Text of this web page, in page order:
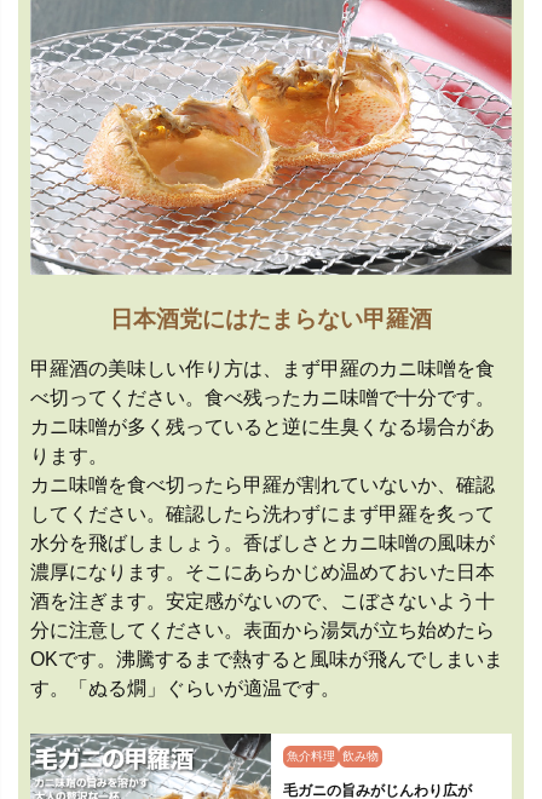
日本酒党にはたまらない甲羅酒
甲羅酒の美味しい作り方は、まず甲羅のカニ味噌を食
べ切ってください。食べ残ったカニ味噌で十分です。
カニ味噌が多く残っていると逆に生臭くなる場合があ
ります。
カニ味噌を食べ切ったら甲羅が割れていないか、確認
してください。確認したら洗わずにまず甲羅を炙って
水分を飛ばしましょう。香ばしさとカニ味噌の風味が
濃厚になります。そこにあらかじめ温めておいた日本
酒を注ぎます。安定感がないので、こぼさないよう十
分に注意してください。表面から湯気が立ち始めたら
OKです。沸騰するまで熱すると風味が飛んでしまいま
す。「ぬる燗」ぐらいが適温です。
魚介料理 飲み物
毛ガニの旨みがじんわり広が